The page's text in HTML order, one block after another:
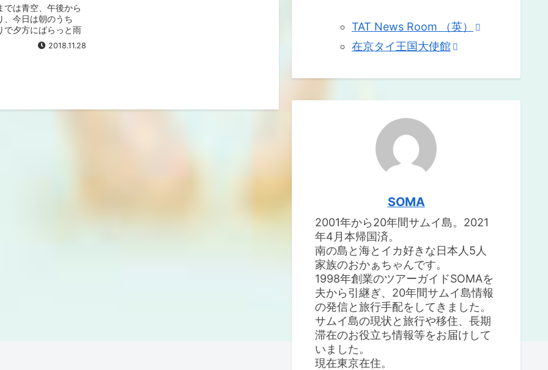
では青空、午後から
、今日は朝のうち
で夕方にぱらっと雨
ひどい雨は特にあり
行きたいと思ってい
2018.11.28
TAT News Room （英）
在京タイ王国大使館
SOMA
2001年から20年間サムイ島。2021
年4月本帰国済。
南の島と海とイカ好きな日本人5人
家族のおかぁちゃんです。
1998年創業のツアーガイドSOMAを
夫から引継ぎ、20年間サムイ島情報
の発信と旅行手配をしてきました。
サムイ島の現状と旅行や移住、長期
滞在のお役立ち情報等をお届けして
いました。
現在東京在住。